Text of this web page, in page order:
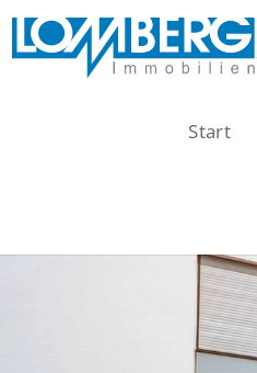
Zum
Inhalt
Start